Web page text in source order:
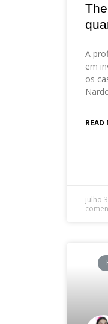
A
em
os
READ
julho